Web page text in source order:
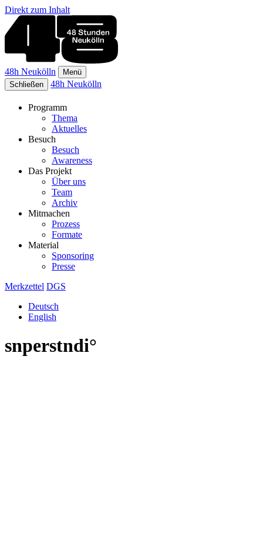
Direkt zum Inhalt
48h Neukölln
Menü
Schließen
48h Neukölln
Programm
Thema
Aktuelles
Besuch
Besuch
Awareness
Das Projekt
Über uns
Team
Archiv
Mitmachen
Prozess
Formate
Material
Sponsoring
Presse
Merkzettel DGS
Deutsch
English
snperstndi°